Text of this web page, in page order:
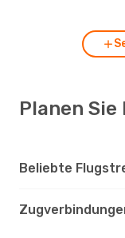
Planen Sie
Beliebte